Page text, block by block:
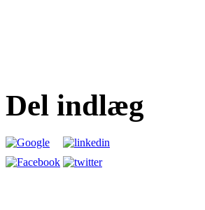
Del indlæg